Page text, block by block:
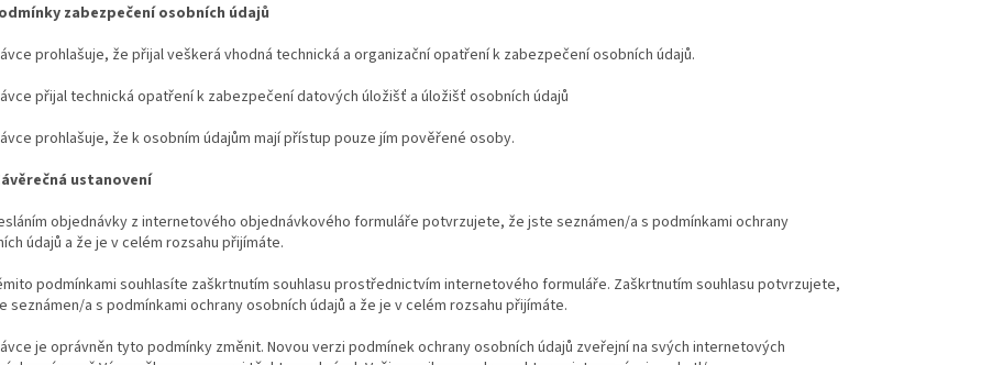
zabezpečení osobních údajů
prohlašuje, že přijal veškerá vhodná technická a organizační opatření k zabezpečení osobních údajů.
přijal technická opatření k zabezpečení datových úložišť a úložišť osobních údajů
prohlašuje, že k osobním údajům mají přístup pouze jím pověřené osoby.
ustanovení
objednávky z internetového objednávkového formuláře potvrzujete, že jste seznámen/a s podmínkami ochrany
údajů a že je v celém rozsahu přijímáte.
podmínkami souhlasíte zaškrtnutím souhlasu prostřednictvím internetového formuláře. Zaškrtnutím souhlasu potvrzujete,
seznámen/a s podmínkami ochrany osobních údajů a že je v celém rozsahu přijímáte.
je oprávněn tyto podmínky změnit. Novou verzi podmínek ochrany osobních údajů zveřejní na svých internetových